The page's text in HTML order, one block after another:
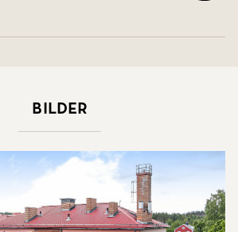
Bilder